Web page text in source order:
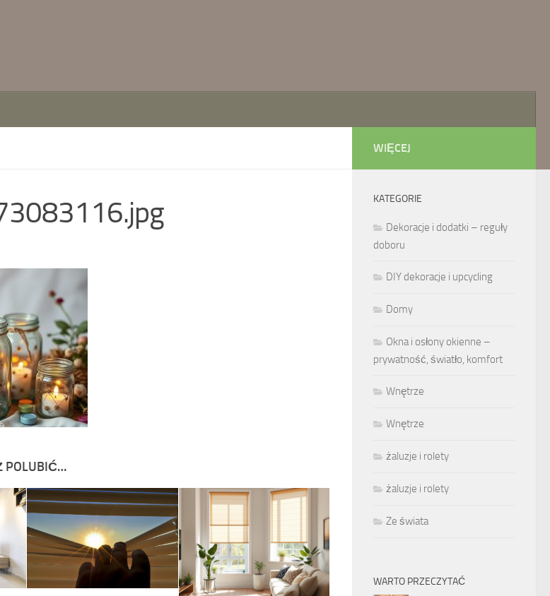
POLUBIĆ…
WIĘCEJ
KATEGORIE
Dekoracje i dodatki – reguły
doboru
DIY dekoracje i upcycling
Domy
Okna i osłony okienne –
prywatność, światło, komfort
Wnętrze
Wnętrze
żaluzje i rolety
żaluzje i rolety
Ze świata
WARTO PRZECZYTAĆ